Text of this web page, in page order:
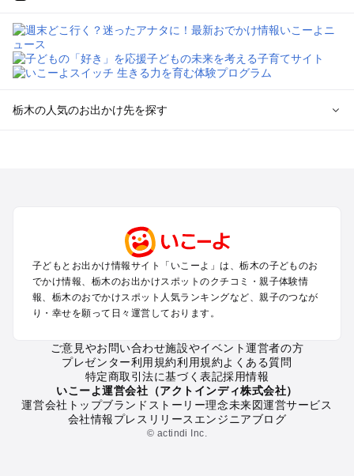
栃木の人気のお出かけ先を探す
小山・栃木・鹿沼周辺のプールお出かけ
熊谷・太田・足利・古河のプールお出かけ
塩原・矢板・大田原・西那須野のプールお出かけ
鬼怒川・川治・湯西川・川俣のプールお出かけ
真岡・益子・茂木・馬頭のプールお出かけ
栃木の定番お出かけスポット
栃木の遊園地
栃木の動物園
栃木のバーベキュー
栃木の釣り
子どもとお出かけ情報サイト「いこーよ」は、栃木の子どものお
でかけ情報、栃木のお出かけスポットのクチコミ・親子体験情
報、栃木のおでかけスポット人気ランキングなど、親子のつなが
り・幸せを願って日々運営しております。
ご意見やお問い合わせ施設やイベント運営者の方
プレゼンター利用規約利用規約よくある質問
特定商取引法に基づく表記採用情報
いこーよ運営会社（アクトインディ株式会社）
運営会社トップブランドストーリー理念未来図運営サービス
会社情報プレスリリース エンジニアブログ
© actindi Inc.